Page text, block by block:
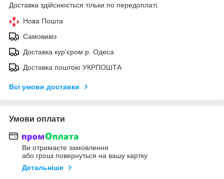
Доставка здійснюється тільки по передоплаті.
Нова Пошта
Самовивіз
Доставка кур'єром р. Одеса
Доставка поштою УКРПОШТА
Всі умови доставки
Умови оплати
Ви отримаєте замовлення
або гроші повернуться на вашу картку
Детальніше